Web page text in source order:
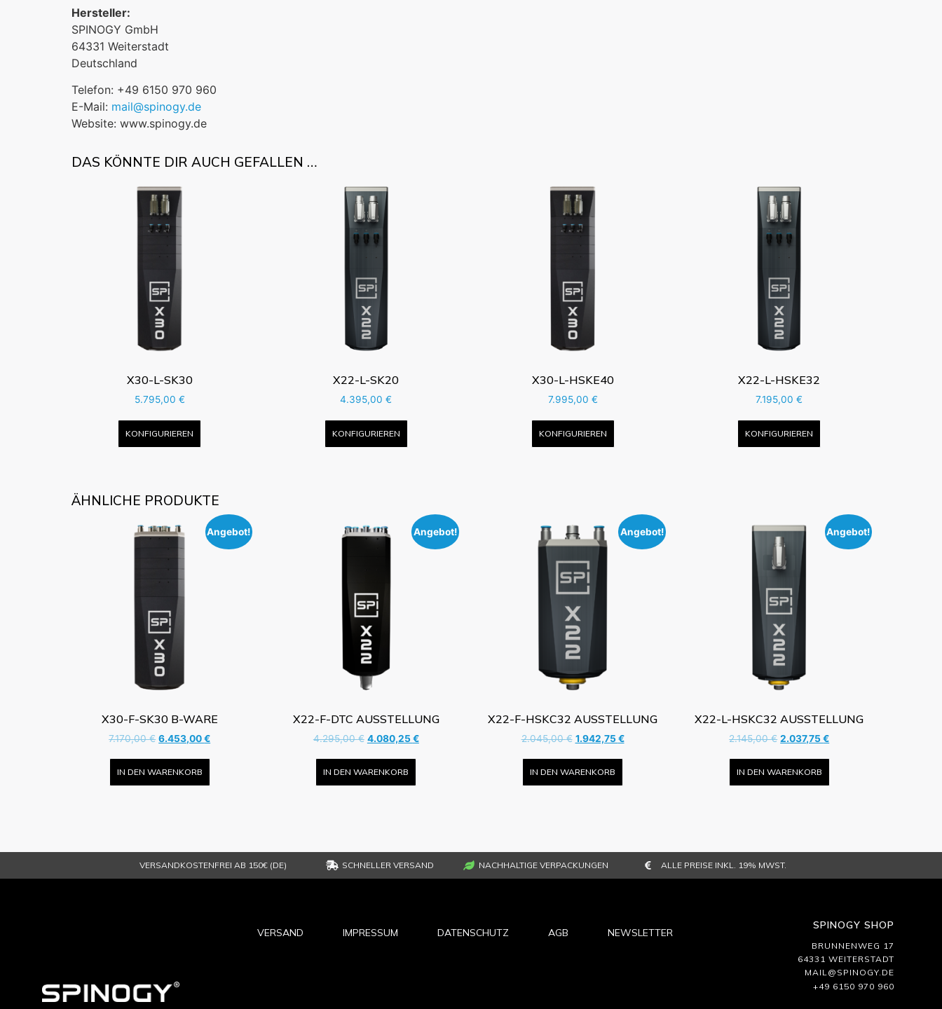
Hersteller:
SPINOGY GmbH
64331 Weiterstadt
Deutschland
Telefon: +49 6150 970 960
E-Mail: mail@spinogy.de
Website: www.spinogy.de
DAS KÖNNTE DIR AUCH GEFALLEN …
X30-L-SK30
5.795,00 €
KONFIGURIEREN
X22-L-SK20
4.395,00€
KONFIGURIEREN
X30-L-HSKE40
7.995,00 €
KONFIGURIEREN
X22-L-HSKE32
7.195,00€
KONFIGURIEREN
ÄHNLICHE PRODUKTE
Angebot!
X30-F-SK30 B-WARE
7.170,00€ 6.453,00€
IN DEN WARENKORB
Angebot!
X22-F-DTC AUSSTELLUNG
4.295,00€ 4.080,25€
IN DEN WARENKORB
Angebot!
X22-F-HSKC32 AUSSTELLUNG
2.045,00€ 1.942,75€
IN DEN WARENKORB
Angebot!
X22-L-HSKC32 AUSSTELLUNG
2.145,00€ 2.037,75€
IN DEN WARENKORB
VERSANDKOSTENFREI AB 150€ (DE) SCHNELLER VERSAND NACHHALTIGE VERPACKUNGEN ALLE PREISE INKL. 19% MWST.
VERSAND IMPRESSUM DATENSCHUTZ AGB NEWSLETTER
SPINOGY SHOP
BRUNNENWEG 17
64331 WEITERSTADT
MAIL@SPINOGY.DE
+49 6150 970 960